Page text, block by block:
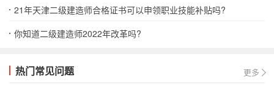
21年天津二级建造师合格证书可以申领职业技能补贴吗?
你知道二级建造师2022年改革吗?
热门常见问题 更多